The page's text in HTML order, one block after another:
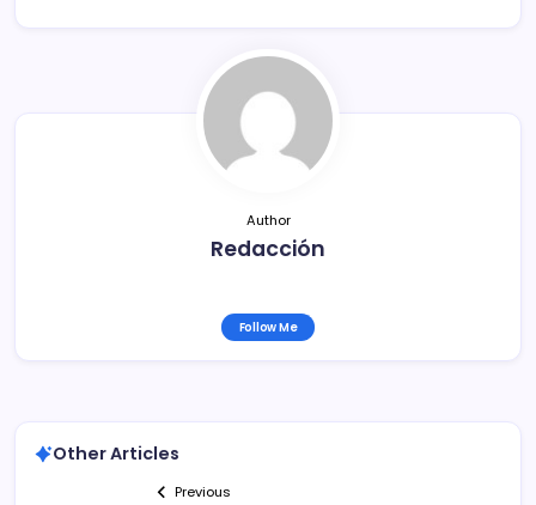
tir
Author
Redacción
Follow Me
Other Articles
Previous